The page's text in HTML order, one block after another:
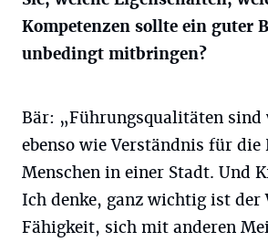
Kompetenzen sollte ein guter
unbedingt mitbringen?
Bär: „Führungsqualitäten
ebenso wie Verständnis für die
Menschen in einer Stadt. Und
Ich denke, ganz wichtig ist der
Fähigkeit, sich mit anderen